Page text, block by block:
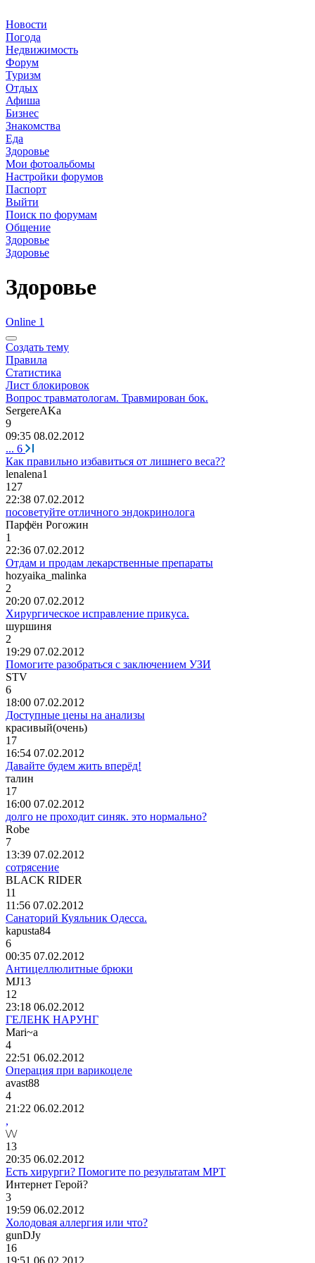
Новости
Погода
Недвижимость
Форум
Туризм
Отдых
Афиша
Бизнес
Знакомства
Еда
Здоровье
Мои фотоальбомы
Настройки форумов
Паспорт
Выйти
Поиск по форумам
Общение
Здоровье
Здоровье
Здоровье
Online 1
Создать тему
Правила
Статистика
Лист блокировок
Вопрос травматологам. Травмирован бок.
SergereAKa
9
09:35 08.02.2012
... 6
Как правильно избавиться от лишнего веса??
lenalena1
127
22:38 07.02.2012
посоветуйте отличного эндокринолога
Парфён Рогожин
1
22:36 07.02.2012
Отдам и продам лекарственные препараты
hozyaika_malinka
2
20:20 07.02.2012
Хирургическое исправление прикуса.
шуршиня
2
19:29 07.02.2012
Помогите разобраться с заключением УЗИ
STV
6
18:00 07.02.2012
Доступные цены на анализы
красивый(очень)
17
16:54 07.02.2012
Давайте будем жить вперёд!
талин
17
16:00 07.02.2012
долго не проходит синяк. это нормально?
Robe
7
13:39 07.02.2012
сотрясение
BLACK RIDER
11
11:56 07.02.2012
Санаторий Куяльник Одесса.
kapusta84
6
00:35 07.02.2012
Антицеллюлитные брюки
MJ13
12
23:18 06.02.2012
ГЕЛЕНК НАРУНГ
Mari~a
4
22:51 06.02.2012
Операция при варикоцеле
avast88
4
21:22 06.02.2012
,
\/\/
13
20:35 06.02.2012
Есть хирурги? Помогите по результатам МРТ
Интернет Герой?
3
19:59 06.02.2012
Холодовая аллергия или что?
gunDJy
16
19:51 06.02.2012